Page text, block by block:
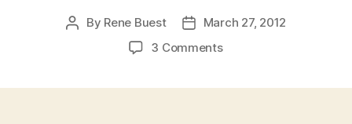
Post
By Rene Buest
PostMarch 27, 2012
3 Commentson